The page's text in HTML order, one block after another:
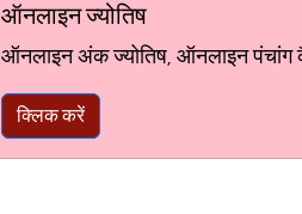
ऑनलाइन ज्योतिष
ऑनलाइन अंक ज्योतिष, ऑनलाइन पंचांग
क्लिक करें